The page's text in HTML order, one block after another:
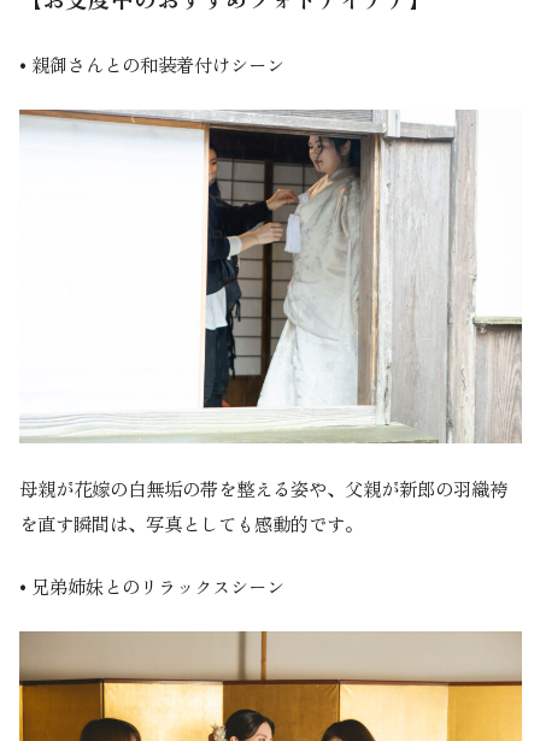
• 親御さんとの和装着付けシーン
母親が花嫁の白無垢の帯を整える姿や、父親が新郎の羽織袴
を直す瞬間は、写真としても感動的です。
• 兄弟姉妹とのリラックスシーン